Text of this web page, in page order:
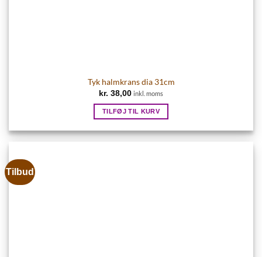
Tyk halmkrans dia 31cm
kr. 38,00 inkl. moms
TILFØJ TIL KURV
Tilbud